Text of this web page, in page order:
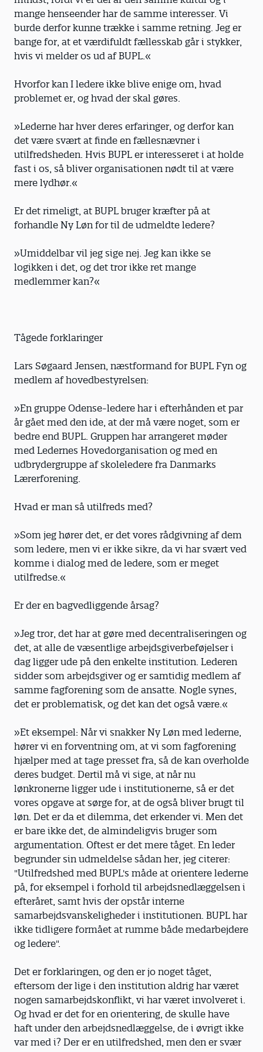
mange henseender har de samme interesser. Vi
burde derfor kunne trække i samme retning. Jeg er
bange for, at et værdifuldt fællesskab går i stykker,
hvis vi melder os ud af BUPL.«
Hvorfor kan I ledere ikke blive enige om, hvad
problemet er, og hvad der skal gøres.
»Lederne har hver deres erfaringer, og derfor kan
det være svært at finde en fællesnævner i
utilfredsheden. Hvis BUPL er interesseret i at holde
fast i os, så bliver organisationen nødt til at være
mere lydhør.«
Er det rimeligt, at BUPL bruger kræfter på at
forhandle Ny Løn for til de udmeldte ledere?
»Umiddelbar vil jeg sige nej. Jeg kan ikke se
logikken i det, og det tror ikke ret mange
medlemmer kan?«
Tågede forklaringer
Lars Søgaard Jensen, næstformand for BUPL Fyn og
medlem af hovedbestyrelsen:
»En gruppe Odense-ledere har i efterhånden et par
år gået med den ide, at der må være noget, som er
bedre end BUPL. Gruppen har arrangeret møder
med Ledernes Hovedorganisation og med en
udbrydergruppe af skoleledere fra Danmarks
Lærerforening.
Hvad er man så utilfreds med?
»Som jeg hører det, er det vores rådgivning af dem
som ledere, men vi er ikke sikre, da vi har svært ved
komme i dialog med de ledere, som er meget
utilfredse.«
Er der en bagvedliggende årsag?
»Jeg tror, det har at gøre med decentraliseringen og
det, at alle de væsentlige arbejdsgiverbeføjelser i
dag ligger ude på den enkelte institution. Lederen
sidder som arbejdsgiver og er samtidig medlem af
samme fagforening som de ansatte. Nogle synes,
det er problematisk, og det kan det også være.«
»Et eksempel: Når vi snakker Ny Løn med lederne,
hører vi en forventning om, at vi som fagforening
hjælper med at tage presset fra, så de kan overholde
deres budget. Dertil må vi sige, at når nu
lønkronerne ligger ude i institutionerne, så er det
vores opgave at sørge for, at de også bliver brugt til
løn. Det er da et dilemma, det erkender vi. Men det
er bare ikke det, de almindeligvis bruger som
argumentation. Oftest er det mere tåget. En leder
begrunder sin udmeldelse sådan her, jeg citerer:
"Utilfredshed med BUPL's måde at orientere lederne
på, for eksempel i forhold til arbejdsnedlæggelsen i
efteråret, samt hvis der opstår interne
samarbejdsvanskeligheder i institutionen. BUPL har
ikke tidligere formået at rumme både medarbejdere
og ledere".
Det er forklaringen, og den er jo noget tåget,
eftersom der lige i den institution aldrig har været
nogen samarbejdskonflikt, vi har været involveret i.
Og hvad er det for en orientering, de skulle have
haft under den arbejdsnedlæggelse, de i øvrigt ikke
var med i? Der er en utilfredshed, men den er svær